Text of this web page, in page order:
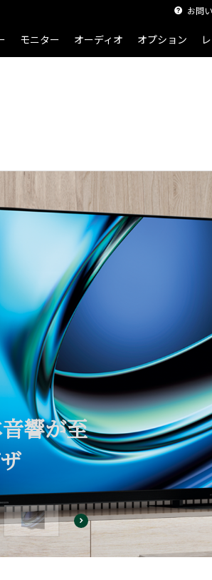
お問
モニター オーディオ オプション
響が至